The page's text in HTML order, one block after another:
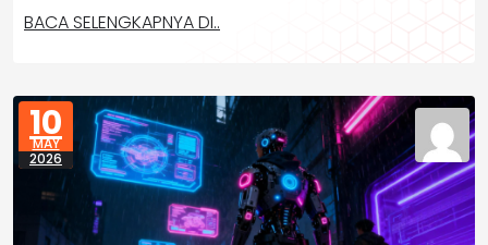
BACA SELENGKAPNYA DI..
10
MAY
2026